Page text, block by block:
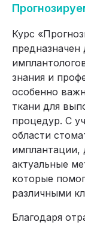
Курс
предназначен
знания и
особенно
ткани для
процедур. С
области
имплантации,
актуальные
которые
различными
Благодаря